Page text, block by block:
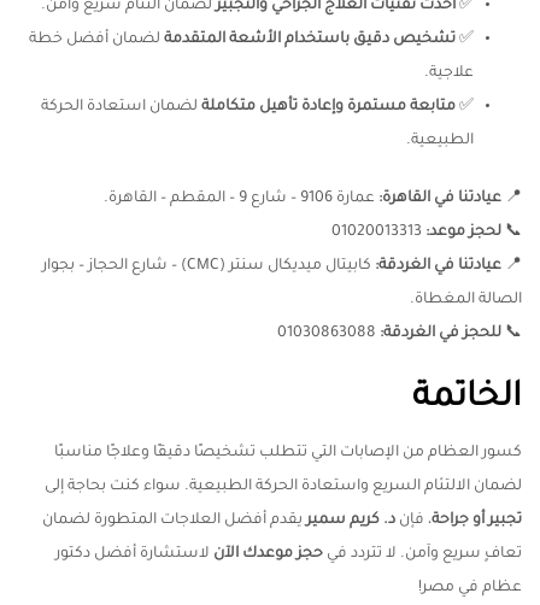
✅ أحدث تقنيات العلاج الجراحي والتجبيرلضمان التئام سريع وآمن.
✅ تشخيص دقيق باستخدام الأشعة المتقدمةلضمان أفضل خطة
علاجية.
✅ متابعة مستمرة وإعادة تأهيل متكاملةلضمان استعادة الحركة
الطبيعية.
📍 عيادتنا في القاهرة:عمارة 9106 – شارع 9 – المقطم – القاهرة.
📞 لحجز موعد:
01020013313
📍 عيادتنا في الغردقة:
كابيتال ميديكال سنتر (CMC) – شارع الحجاز – بجوار
الصالة المغطاة.
📞 للحجز في الغردقة:
01030863088
الخاتمة
كسور العظام من الإصابات التي تتطلب تشخيصًا دقيقًا وعلاجًا مناسبًا
لضمان الالتئام السريع واستعادة الحركة الطبيعية. سواء كنت بحاجة إلى
تجبير أو جراحة، فإن د. كريم سميريقدم أفضل العلاجات المتطورة لضمان
تعافٍ سريع وآمن. لا تتردد في حجز موعدك الآنلاستشارة أفضل دكتور
عظام في مصر!